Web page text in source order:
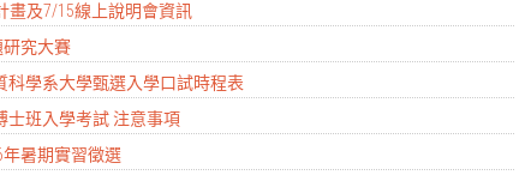
畫及7/15線上說明會資訊
研究大賽
科學系大學甄選入學口試時程表
士班入學考試 注意事項
年暑期實習徵選